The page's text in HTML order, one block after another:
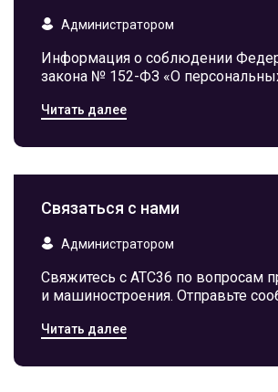
Администратором
Информация о соблюдении
закона № 152-ФЗ «О
мы обрабатываем данные.
Читать далее
Связаться с нами
Администратором
Свяжитесь с АТС36 по вопросам
и машиностроения. Отправьте
на сайте для обратной связи.
Читать далее